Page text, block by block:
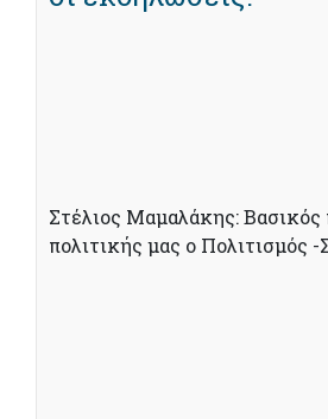
Στέλιος Μαμαλάκης:
πολιτικής μας ο Πολιτισμός -